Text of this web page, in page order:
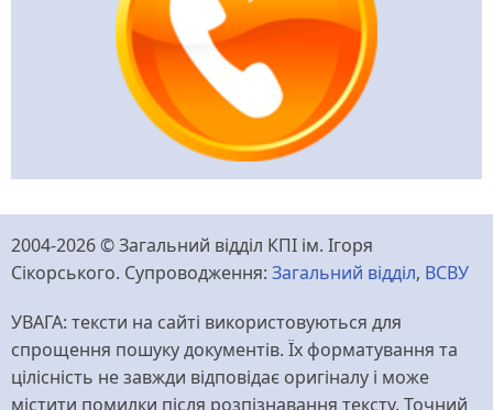
2004-2026 © Загальний відділ КПІ ім. Ігоря
Сікорського. Супроводження: Загальний відділ, ВСВУ
УВАГА: тексти на сайті використовуються для
спрощення пошуку документів. Їх форматування та
цілісність не завжди відповідає оригіналу і може
містити помилки після розпізнавання тексту. Точний